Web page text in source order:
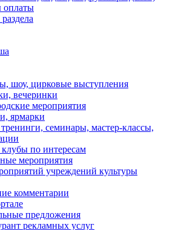
оплаты
шоу, цирковые выступления
вечеринки
мероприятия
ярмарки
семинары, мастер-классы,
по интересам
мероприятия
учреждений культуры
комментарии
предложения
рекламных услуг